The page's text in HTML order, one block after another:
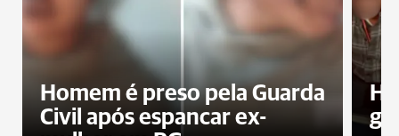
Homem é preso pela Guarda
Civil após espancar ex-